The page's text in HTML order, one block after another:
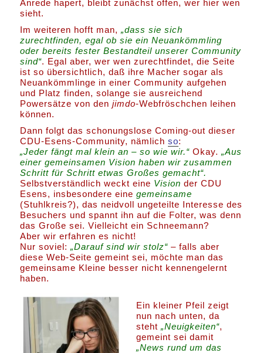
Anrede hapert, bleibt zunächst offen, wer hier wen
sieht.
Im weiteren hofft man,„dass sie sich
zurechtfinden, egal ob sie ein Neuankömmling
oder bereits fester Bestandteil unserer Community
sind“. Egal aber, wer wen zurechtfindet, die Seite
ist so übersichtlich, daß ihre Macher sogar als
Neuankömmlinge in einer Community aufgehen
und Platz finden, solange sie ausreichend
Powersätze von den jimdo-Webfröschchen leihen
können.
Dann folgt das schonungslose Coming-out dieser
CDU-Esens-Community, nämlichso:
„Jeder fängt mal klein an – so wie wir.“ Okay.„Aus
einer gemeinsamen Vision haben wir zusammen
Schritt für Schritt etwas Großes gemacht“.
Selbstverständlich weckt eine Vision der CDU
Esens, insbesondere einegemeinsame
(Stuhlkreis?), das neidvoll ungeteilte Interesse des
Besuchers und spannt ihn auf die Folter, was denn
das Große sei. Vielleicht ein Schneemann?
Aber wir erfahren es nicht!
Nur soviel:„Darauf sind wir stolz“ – falls aber
diese Web-Seite gemeint sei, möchte man das
gemeinsame Kleine besser nicht kennengelernt
haben.
Ein kleiner Pfeil zeigt
nun nach unten, da
steht„Neuigkeiten“,
gemeint sei damit
„News rund um das